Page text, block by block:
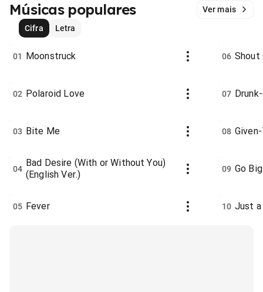
Músicas populares
Ver mais
Cifra
Letra
01 Moonstruck
02 Polaroid Love
03 Bite Me
04
Bad Desire (With or Without You)
(English Ver.)
05 Fever
06 Shout
07
08
09 Go
10 Just